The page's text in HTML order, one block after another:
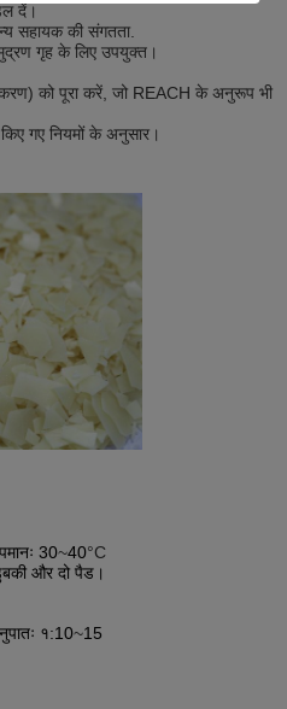
दें।
सहायक की संगतता.
गृह के लिए उपयुक्त।
को पूरा करें, जो REACH के अनुरूप भी
गए नियमों के अनुसार।
30~40°C
और दो पैड।
१:10~15